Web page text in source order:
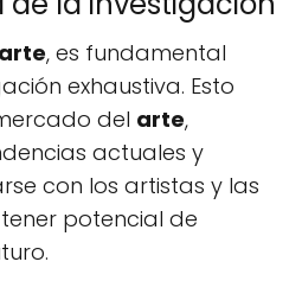
arte, es fundamental
exhaustiva. Esto
del arte,
actuales y
con los artistas y las
potencial de